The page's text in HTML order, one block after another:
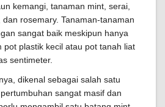
kemangi, tanaman mint, serai,
rosemary. Tanaman-tanaman
sangat baik meskipun hanya
pot plastik kecil atau pot tanah liat
sentimeter.
dikenal sebagai salah satu
sangat masif dan